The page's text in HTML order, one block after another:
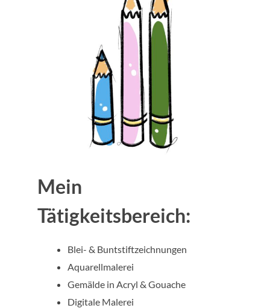
Mein
Tätigkeitsbereich:
Blei- & Buntstiftzeichnungen
Aquarellmalerei
Gemälde in Acryl & Gouache
Digitale Malerei